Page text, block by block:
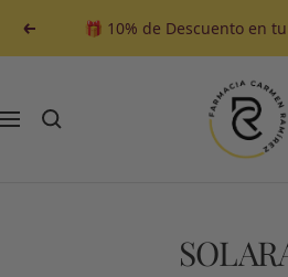
contenido
Anterior 🎁 10% de Descuento en
Navegación
Farmacia
Carmen
Ramirez